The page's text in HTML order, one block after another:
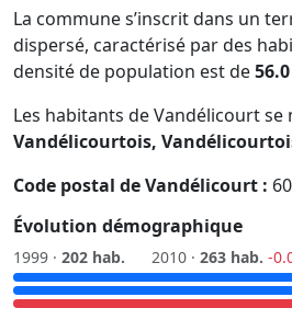
La commune s’inscrit dans un
dispersé, caractérisé par des
densité de population est de
Les habitants de Vandélicourt se
Vandélicourtois,
Code postal de Vandélicourt :
Évolution démographique
1999 · 202 hab. 2010 · 263 hab. -